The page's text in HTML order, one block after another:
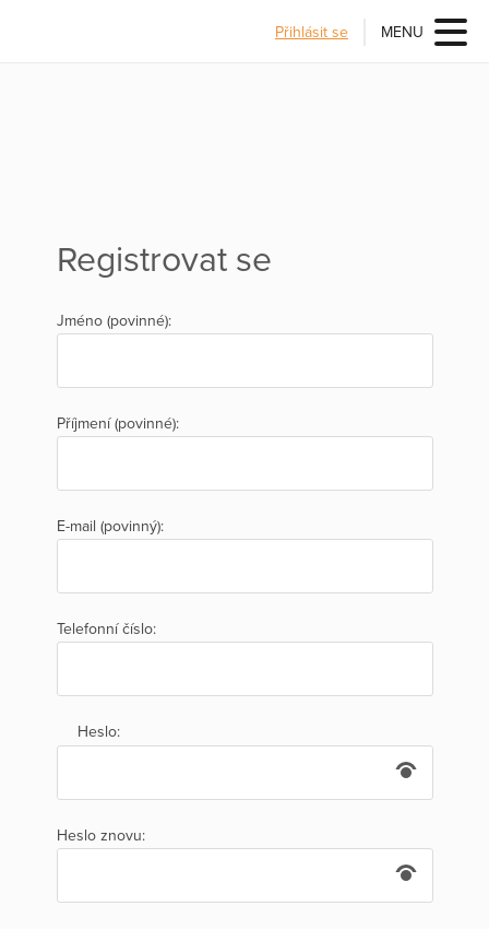
Přihlásit se MENU
Registrovat se
Jméno (povinné):
Příjmení (povinné):
E-mail (povinný):
Telefonní číslo:
Heslo:
Heslo znovu: